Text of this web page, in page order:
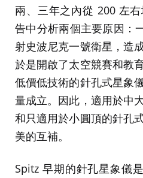
兩、三年之內從 200 左
告中分析兩個主要原因：
射史波尼克一號衛星，造
於是開啟了太空競賽和教
低價低技術的針孔式星象
量成立。因此，適用於中
和只適用於小圓頂的針孔
美的互補。
Spitz 早期的針孔星象儀